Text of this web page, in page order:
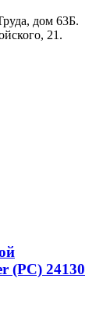
дом 63Б.
21.
(PC) 24130